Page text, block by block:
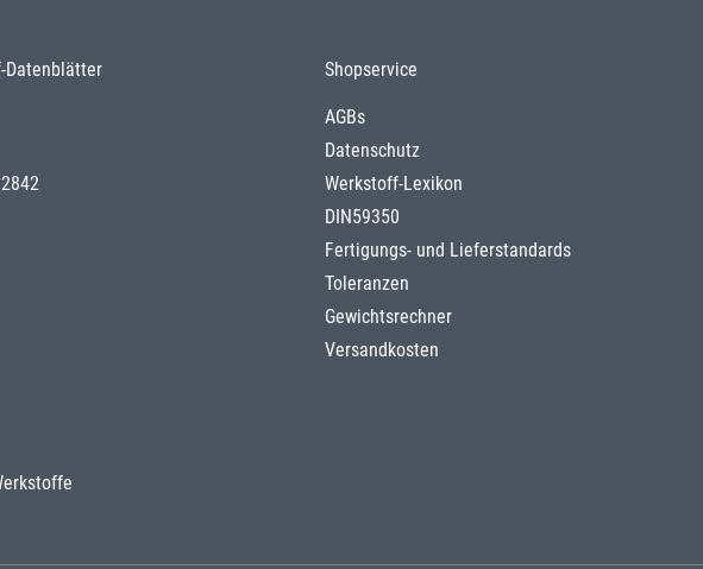
Datenblätter Shopservice
AGBs
Datenschutz
Werkstoff-Lexikon
DIN59350
Fertigungs- und Lieferstandards
Toleranzen
Gewichtsrechner
Versandkosten